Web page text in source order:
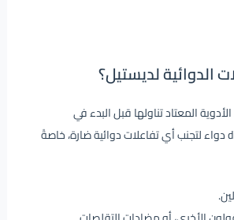
الدوائية لديستيل؟
المعتاد تناولها قبل البدء في
استعمال dicetel 100 دواء لتجنب أي تفاعلات دوائية ضارة، خاصةً